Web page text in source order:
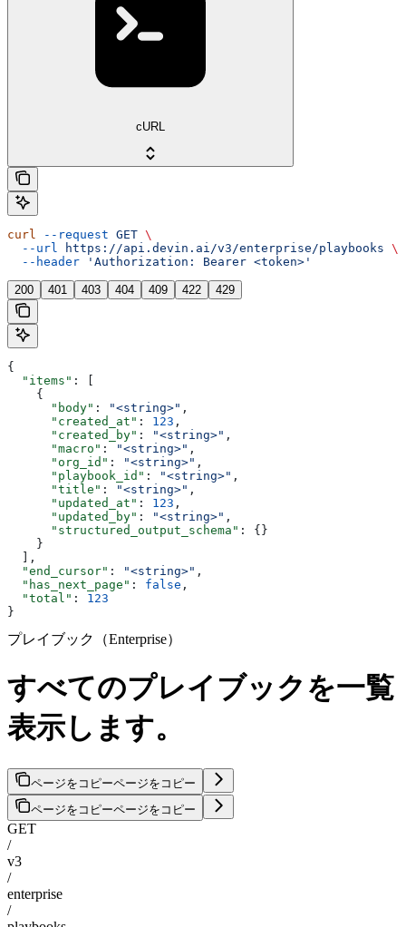
cURL
curl --request GET \
  --url
https://api.devin.ai/v3/enterprise/playbooks \
  --header
'Authorization: Bearer <token>'
200 401 403 404 409 422 429
{
  "items"
: [
    {
      "body"
: "<string>" ,
      "created_at"
: 123 ,
      "created_by"
: "<string>" ,
      "macro"
: "<string>" ,
      "org_id"
: "<string>" ,
      "playbook_id"
: "<string>" ,
      "title"
: "<string>" ,
      "updated_at"
: 123 ,
      "updated_by"
: "<string>" ,
      "structured_output_schema"
: {}
    }
  ],
  "end_cursor"
: "<string>" ,
  "has_next_page"
: false ,
  "total"
: 123
}
プレイブック（Enterprise）
すべてのプレイブックを一覧
表示します。
ページをコピーページをコピー
ページをコピーページをコピー
GET
/
v3
/
enterprise
/